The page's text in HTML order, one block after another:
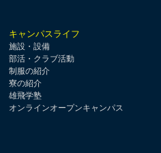
キャンパスライフ
施設・設備
部活・クラブ活動
制服の紹介
寮の紹介
雄飛学塾
オンラインオープンキャンパス